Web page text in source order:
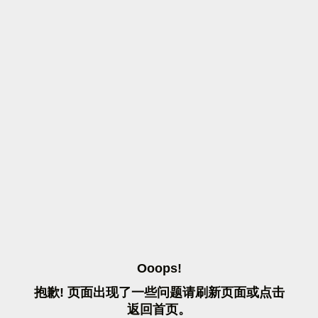
OOOPS!
抱歉! 页面出现了一些问题请刷 新页面或点击
返 回首页。